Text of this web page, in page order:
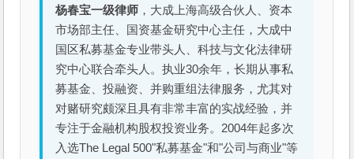
杨春宝一级律师 ，大成上海高级合伙人、资本
市场部主任、国资基金研究中心主任，大成中
国区私募基金专业带头人、科技与文化法律研
究中心联合牵头人。执业30余年，长期从事私
募基金、投融资、并购重组法律服务，尤其对
对赌研究颇深且具有非常丰富的实战经验，并
专注于金融机构股权投资业务。2004年起多次
入选The Legal 500"私募基金"和"公司与商业"等